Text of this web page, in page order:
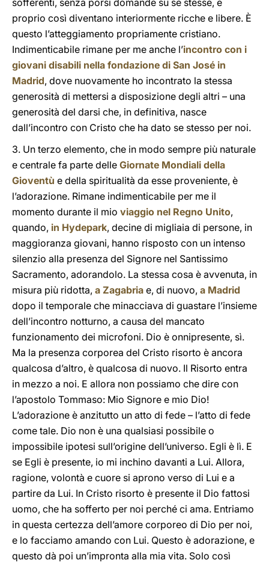
sofferenti, senza porsi domande su se stesse, e
proprio così diventano interiormente ricche e libere. È
questo l’atteggiamento propriamente cristiano.
Indimenticabile rimane per me anche l’incontro con i
giovani disabili nella fondazione di San José in
Madrid, dove nuovamente ho incontrato la stessa
generosità di mettersi a disposizione degli altri – una
generosità del darsi che, in definitiva, nasce
dall’incontro con Cristo che ha dato se stesso per noi.
3. Un terzo elemento, che in modo sempre più naturale
e centrale fa parte delle Giornate Mondiali della
Gioventù e della spiritualità da esse proveniente, è
l’adorazione. Rimane indimenticabile per me il
momento durante il mio viaggio nel Regno Unito,
quando, in Hydepark, decine di migliaia di persone, in
maggioranza giovani, hanno risposto con un intenso
silenzio alla presenza del Signore nel Santissimo
Sacramento, adorandolo. La stessa cosa è avvenuta, in
misura più ridotta, a Zagabria e, di nuovo, a Madrid
dopo il temporale che minacciava di guastare l’insieme
dell’incontro notturno, a causa del mancato
funzionamento dei microfoni. Dio è onnipresente, sì.
Ma la presenza corporea del Cristo risorto è ancora
qualcosa d’altro, è qualcosa di nuovo. Il Risorto entra
in mezzo a noi. E allora non possiamo che dire con
l’apostolo Tommaso: Mio Signore e mio Dio!
L’adorazione è anzitutto un atto di fede – l’atto di fede
come tale. Dio non è una qualsiasi possibile o
impossibile ipotesi sull’origine dell’universo. Egli è lì. E
se Egli è presente, io mi inchino davanti a Lui. Allora,
ragione, volontà e cuore si aprono verso di Lui e a
partire da Lui. In Cristo risorto è presente il Dio fattosi
uomo, che ha sofferto per noi perché ci ama. Entriamo
in questa certezza dell’amore corporeo di Dio per noi,
e lo facciamo amando con Lui. Questo è adorazione, e
questo dà poi un’impronta alla mia vita. Solo così